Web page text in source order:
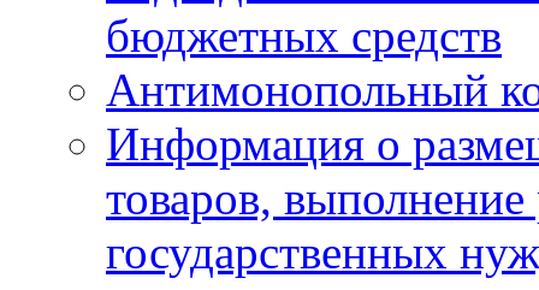
бюджетных средств
Антимонопольный
Информация о
товаров, выполнение
государственных